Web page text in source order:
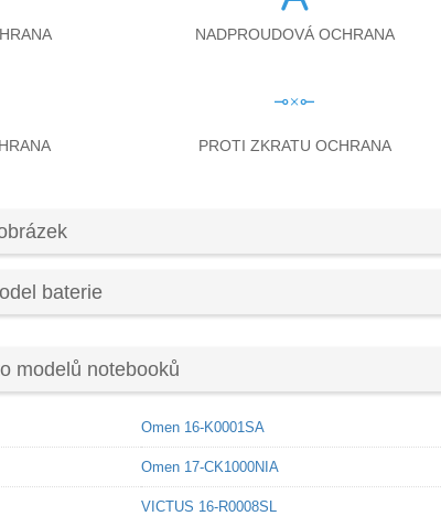
NADPROUDOVÁ OCHRANA
PROTI ZKRATU OCHRANA
baterie
modelů notebooků
Omen 16-K0001SA
Omen 17-CK1000NIA
VICTUS 16-R0008SL